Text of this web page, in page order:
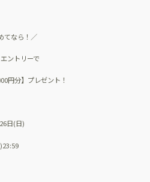
てなら！／
ントリーで
円分】プレゼント！
26日(日)
)23:59